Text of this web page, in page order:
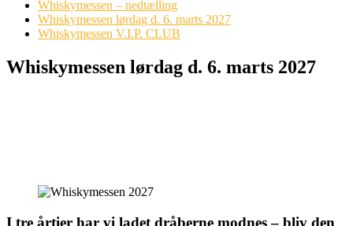
Whiskymessen – nedtælling
Whiskymessen lørdag d. 6. marts 2027
Whiskymessen V.I.P. CLUB
Whiskymessen lørdag d. 6. marts 2027
I tre årtier har vi ladet dråberne modnes – bliv den